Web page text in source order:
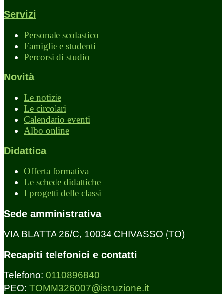
Servizi
Personale scolastico
Famiglie e studenti
Percorsi di studio
Novità
Le notizie
Le circolari
Calendario eventi
Albo online
Didattica
Offerta formativa
Le schede didattiche
I progetti delle classi
Sede amministrativa
VIA BLATTA 26/C, 10034 CHIVASSO (TO)
Recapiti telefonici e contatti
Telefono: 0110896840
PEO: TOMM326007@istruzione.it